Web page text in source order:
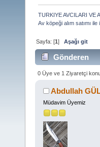
TURKIYE AVCILARI VE
Av köpeği alım satımı ile
Sayfa: [1]Aşağı git
Gönderen
0 Üye ve 1 Ziyaretçi
Abdullah
Müdavim Üyemiz